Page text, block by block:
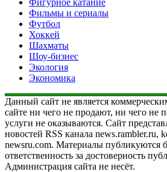
Фильмы и сериалы
Футбол
Хоккей
Шахматы
Шоу-бизнес
Экология
Экономика
Данный сайт не является
сайте ни чего не продают, ни чего не
услуги не оказываются. Сайт
новостей RSS канала news.rambler.ru,
newsru.com. Материалы публикуются
ответственность за достоверность
Администрация сайта не несёт.